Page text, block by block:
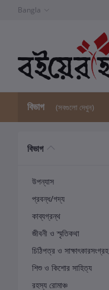
Bangla
বিভাগ (সবগুলো দেখুন)
বিভাগ
উপন্যাস
প্রবন্ধ/গদ্য
কাব্যগ্রন্থ
জীবনী ও স্মৃতিকথা
চিঠিপত্র ও সাক্ষাৎকারসংগ্রহ
শিশু ও কিশোর সাহিত্য
রহস্য রোমাঞ্চ